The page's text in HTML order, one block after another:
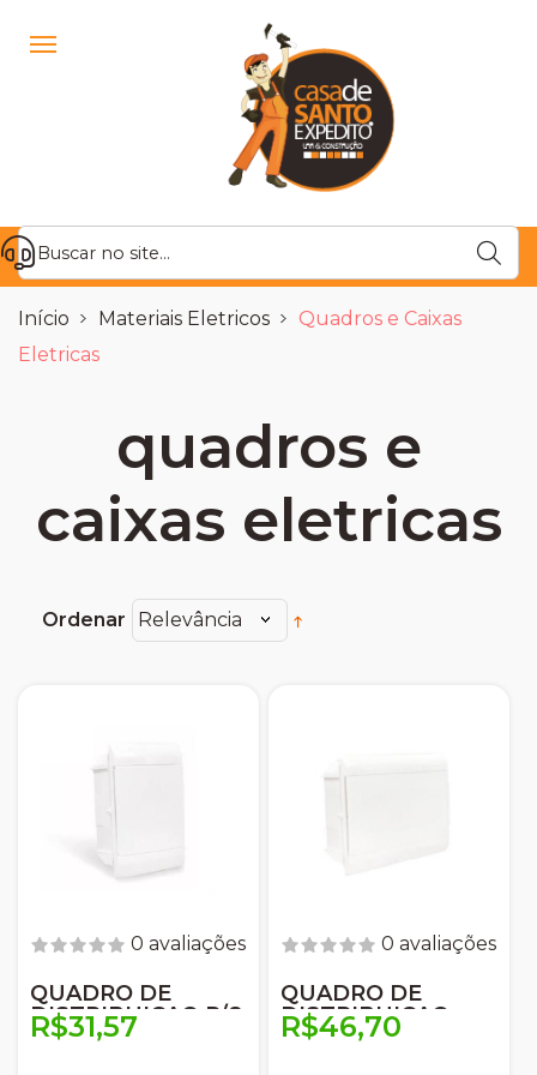
Início Materiais Eletricos
Quadros e Caixas
Eletricas
quadros e
caixas eletricas
Ordenar Relevância
0 avaliações
QUADRO DE
DISTRIBUICAO P/8
DISJUNTORES
R$31,57
0 avaliações
QUADRO DE
DISTRIBUICAO
P/12
R$46,70